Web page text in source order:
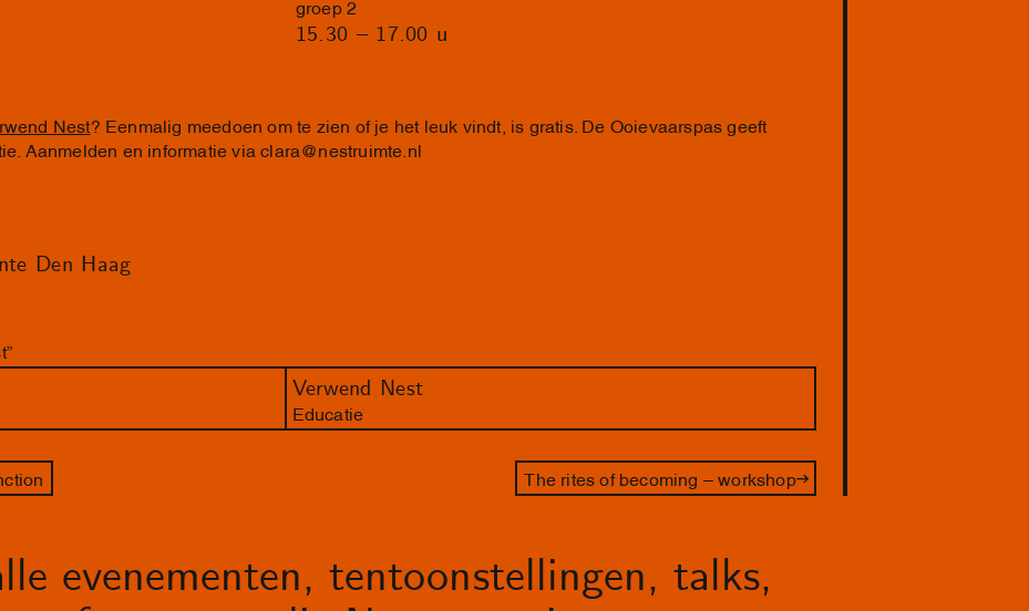
groep 2
15.30 – 17.00 u
Nest ? Eenmalig meedoen om te zien of je het leuk vindt, is gratis. De Ooievaarspas geeft
Aanmelden en informatie viaclara@nestruimte.nl
Den Haag
Verwend Nest
Educatie
The rites of becoming – workshop
evenementen, tentoonstellingen, talks,